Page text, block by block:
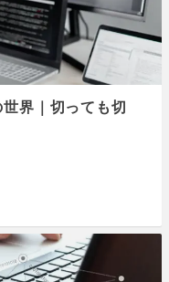
界｜切っても切